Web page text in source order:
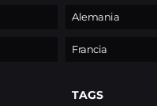
Alemania
Francia
TAGS